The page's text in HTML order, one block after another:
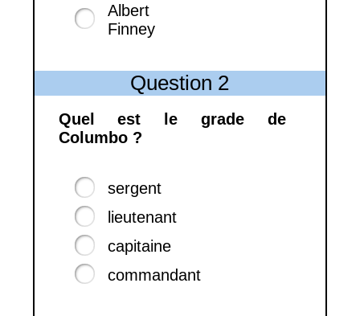
Albert
Finney
Question 2
Quel est le grade de
Columbo ?
sergent
lieutenant
capitaine
commandant